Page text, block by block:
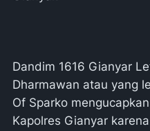
Dandim 1616 Gianyar
Dharmawan atau yang
Of Sparko
Kapolres Gianyar